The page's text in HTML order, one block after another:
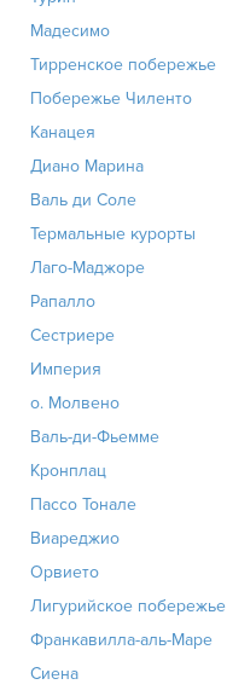
Мадесимо
Тирренское побережье
Побережье Чиленто
Канацея
Диано Марина
Валь ди Соле
Термальные курорты
Лаго-Маджоре
Рапалло
Сестриере
Империя
о. Молвено
Валь-ди-Фьемме
Кронплац
Пассо Тонале
Виареджио
Орвието
Лигурийское побережье
Франкавилла-аль-Маре
Сиена